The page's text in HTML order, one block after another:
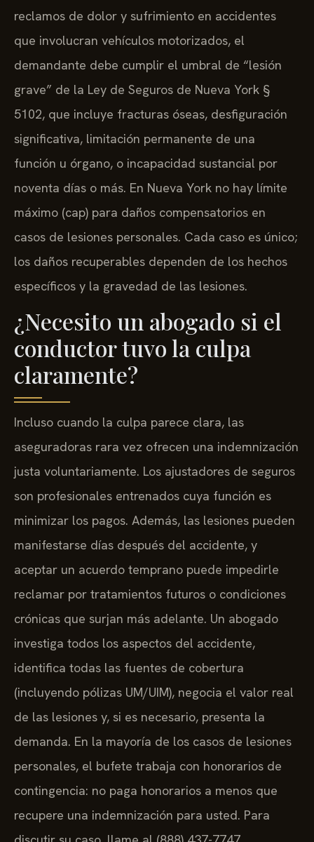
reclamos de dolor y sufrimiento en accidentes
que involucran vehículos motorizados, el
demandante debe cumplir el umbral de “lesión
grave” de la Ley de Seguros de Nueva York §
5102, que incluye fracturas óseas, desfiguración
significativa, limitación permanente de una
función u órgano, o incapacidad sustancial por
noventa días o más. En Nueva York no hay límite
máximo (cap) para daños compensatorios en
casos de lesiones personales. Cada caso es único;
los daños recuperables dependen de los hechos
específicos y la gravedad de las lesiones.
¿Necesito un abogado si el
conductor tuvo la culpa
claramente?
Incluso cuando la culpa parece clara, las
aseguradoras rara vez ofrecen una indemnización
justa voluntariamente. Los ajustadores de seguros
son profesionales entrenados cuya función es
minimizar los pagos. Además, las lesiones pueden
manifestarse días después del accidente, y
aceptar un acuerdo temprano puede impedirle
reclamar por tratamientos futuros o condiciones
crónicas que surjan más adelante. Un abogado
investiga todos los aspectos del accidente,
identifica todas las fuentes de cobertura
(incluyendo pólizas UM/UIM), negocia el valor real
de las lesiones y, si es necesario, presenta la
demanda. En la mayoría de los casos de lesiones
personales, el bufete trabaja con honorarios de
contingencia: no paga honorarios a menos que
recupere una indemnización para usted. Para